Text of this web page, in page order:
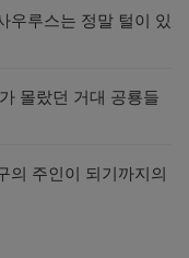
우루스는 정말 털이 있
몰랐던 거대 공룡들
의 주인이 되기까지의